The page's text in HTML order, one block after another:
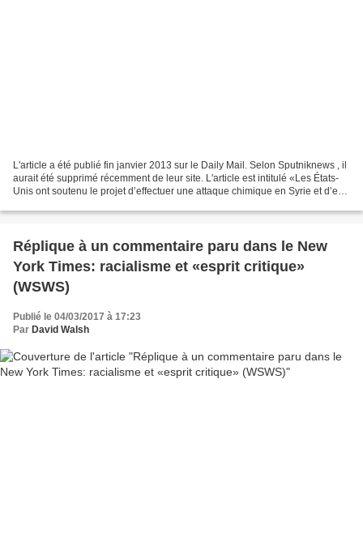
L'article a été publié fin janvier 2013 sur le Daily Mail. Selon Sputniknews , il
aurait été supprimé récemment de leur site. L'article est intitulé «Les États-
Unis ont soutenu le projet d’effectuer une attaque chimique en Syrie et d’en
Réplique à un commentaire paru dans le New
York Times: racialisme et «esprit critique»
(WSWS)
Publié le 04/03/2017 à 17:23
Par David Walsh